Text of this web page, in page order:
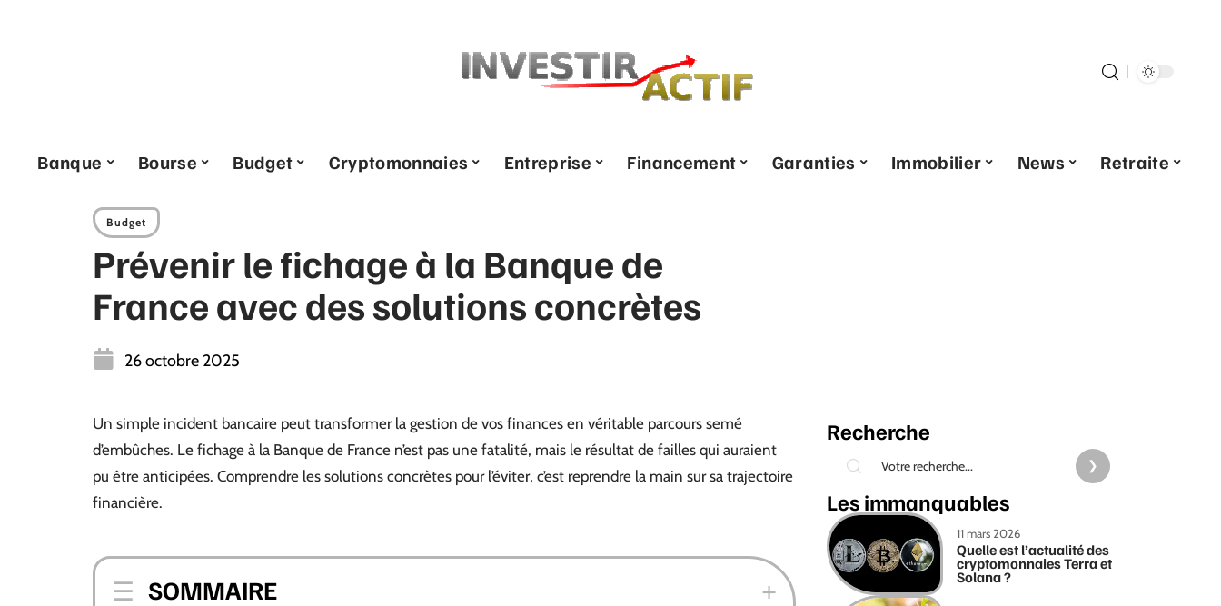
Banque Bourse Budget Cryptomonnaies Entreprise Financement Garanties Immobilier News Retraite
Budget
Prévenir le fichage à la Banque de
France avec des solutions concrètes
26 octobre 2025
Un simple incident bancaire peut transformer la gestion de vos finances en véritable parcours semé
d’embûches. Le fichage à la Banque de France n’est pas une fatalité, mais le résultat de failles qui auraient
pu être anticipées. Comprendre les solutions concrètes pour l’éviter, c’est reprendre la main sur sa trajectoire
financière.
SOMMAIRE
Recherche
Les immanquables
11 mars 2026
Quelle est l’actualité des
cryptomonnaies Terra et
Solana ?